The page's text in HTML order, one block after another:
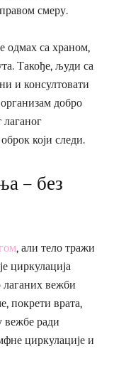
смеру.
одмах са храном,
Такође, људи са
и консултовати
добро
лаганог
који следи.
– без
, али тело тражи
циркулација
вежби
покрети врата,
вежбе ради
циркулације и